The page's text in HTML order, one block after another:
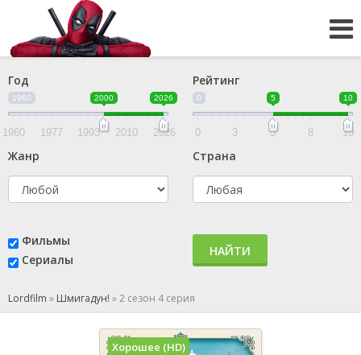
Год
1960 2000 2026
1960 1977 1993 2010 2026
Рейтинг
0 5 10
0 3 5 8 10
Жанр Страна
Фильмы
Сериалы
НАЙТИ
Lordfilm » Шмигадун! »2 сезон 4 серия
Хорошее (HD)